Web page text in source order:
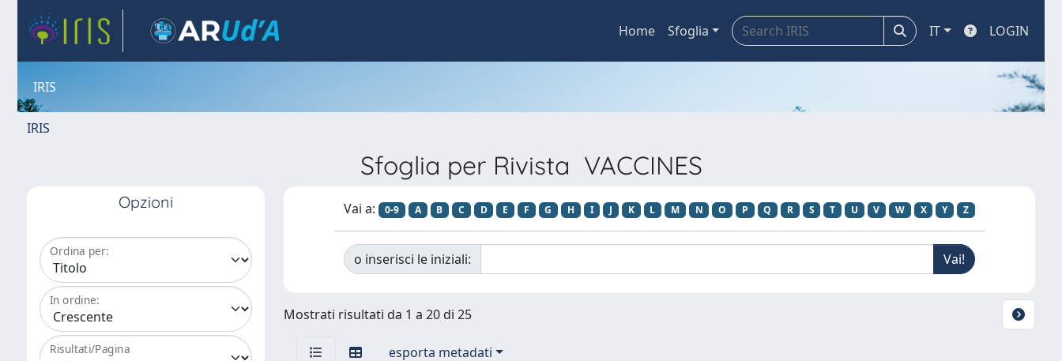
Home Sfoglia IT LOGIN
IRIS
IRIS
Sfoglia per Rivista VACCINES
Opzioni
Ordina per:
In ordine:
Risultati/Pagina
Vai a: 0-9 A B C D E F G H I J K L M N O P Q R S T U V W X Y Z
o inserisci le iniziali:
Mostrati risultati da 1 a 20 di 25
esporta metadati